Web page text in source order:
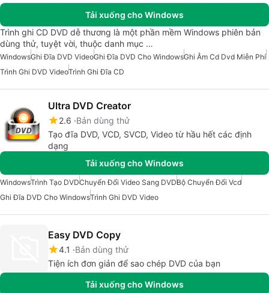
Tải xuống cho Windows
Trình ghi CD DVD dễ thương là một phần mềm Windows phiên bản
dùng thử, tuyệt vời, thuộc danh mục …
WindowsGhi Đĩa DVD VideoGhi Đĩa DVD Cho WindowsGhi Âm Cd Dvd Miễn Phí
Trình Ghi DVD VideoTrình Ghi Đĩa CD
Ultra DVD Creator
2.6 Bản dùng thử
Tạo đĩa DVD, VCD, SVCD, Video từ hầu hết các định
dạng
Tải xuống cho Windows
WindowsTrình Tạo DVDChuyển Đổi Video Sang DVDBộ Chuyển Đổi Vcd
Ghi Đĩa DVD Cho WindowsTrình Ghi DVD Video
Easy DVD Copy
4.1
Bản dùng thử
Tiện ích đơn giản để sao chép DVD của bạn
Tải xuống cho Windows